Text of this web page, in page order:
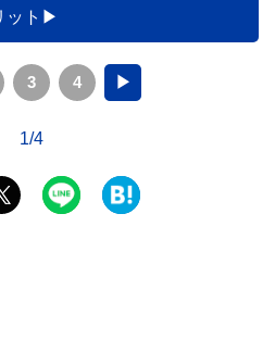
に、節約効果の目安と快適に過ごすためのポイ
すく解説します。
ト
3 4 ▶
1/4